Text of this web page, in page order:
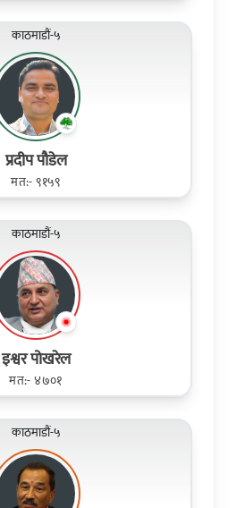
काठमाडौं-५
प्रदीप पौडेल
मत:- ९१५९
काठमाडौं-५
इश्वर पोखरेल
मत:- ४७०१
काठमाडौं-५